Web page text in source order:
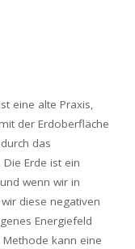
eine alte Praxis,
der Erdoberfläche
das
Erde ist ein
wenn wir in
diese negativen
Energiefeld
kann eine